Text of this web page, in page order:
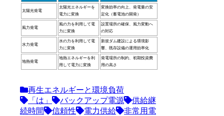
太陽光発電
太陽光エネルギーを
電力に変換
変換効率の向上、発電量の安
定化（蓄電池の開発）
風力発電
風の力を利用して電
力に変換
設置場所の確保、風力変動へ
の対応
水力発電
水の力を利用して電
力に変換
新規ダム建設による環境影
響、既存設備の運用効率化
地熱発電
地熱エネルギーを利
用して電力に変換
発電場所の制約、初期投資費
用の高さ
再生エネルギーと環境負荷
「は」
バックアップ電源
供給継
続時間
信頼性 電力供給
非常用電